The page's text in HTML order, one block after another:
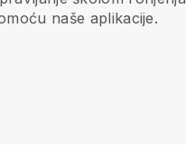
naše aplikacije.